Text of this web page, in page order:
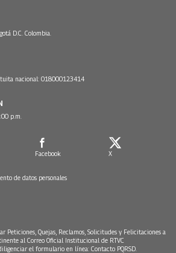
D.C. Colombia.
nacional: 018000123414
p.m.
Facebook X
de datos personales
Peticiones, Quejas, Reclamos, Solicitudes y Felicitaciones a
al Correo Oficial Institucional de RTVC
el formulario en línea: Contacto PQRSD.